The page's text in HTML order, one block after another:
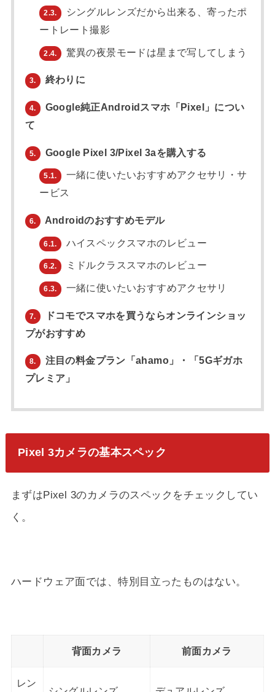
2.3.
シングルレンズだから出来る、寄ったポ
ートレート撮影
2.4. 驚異の夜景モードは星まで写してしまう
3. 終わりに
4.
Google純正Androidスマホ「Pixel」につい
て
5. Google Pixel 3/Pixel 3aを購入する
5.1.
一緒に使いたいおすすめアクセサリ・サ
ービス
6. Androidのおすすめモデル
6.1. ハイスペックスマホのレビュー
6.2. ミドルクラススマホのレビュー
6.3. 一緒に使いたいおすすめアクセサリ
7.
ドコモでスマホを買うならオンラインショッ
プがおすすめ
8.
注目の料金プラン「ahamo」・「5Gギガホ
プレミア」
Pixel 3カメラの基本スペック
まずはPixel 3のカメラのスペックをチェックしてい
く。
ハードウェア面では、特別目立ったものはない。
背面カメラ 前面カメラ
レン